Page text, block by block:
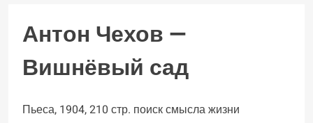
Антон Чехов —
Вишнёвый сад
Пьеса, 1904, 210 стр. поиск смысла жизни